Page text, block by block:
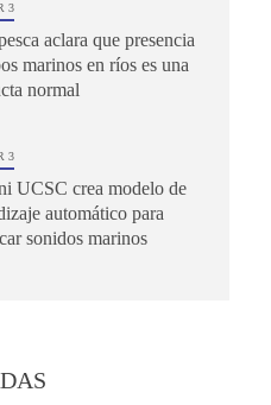
3
aclara que presencia
marinos en ríos es una
normal
3
UCSC crea modelo de
automático para
sonidos marinos